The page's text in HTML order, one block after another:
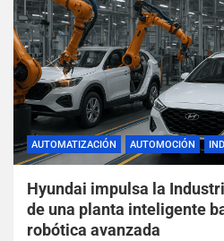
AUTOMATIZACIÓN AUTOMOCIÓN
Hyundai impulsa la
de una planta inteligente
robótica avanzada